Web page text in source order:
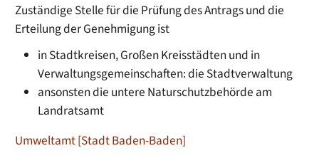
Zuständige Stelle für die Prüfung des Antrags und die
Erteilung der Genehmigung ist
in Stadtkreisen, Großen Kreisstädten und in
Verwaltungsgemeinschaften: die Stadtverwaltung
ansonsten die untere Naturschutzbehörde am
Landratsamt
Umweltamt [Stadt Baden-Baden]